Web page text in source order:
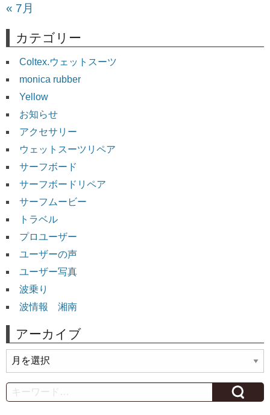
« 7月
カテゴリー
Coltex.ウェットスーツ
monica rubber
Yellow
お知らせ
アクセサリー
ウェットスーツリペア
サーフボード
サーフボードリペア
サーフムービー
トラベル
プロユーザー
ユーザーの声
ユーザー写真
波乗り
波情報 湘南
アーカイブ
ー
カ
イ
Search